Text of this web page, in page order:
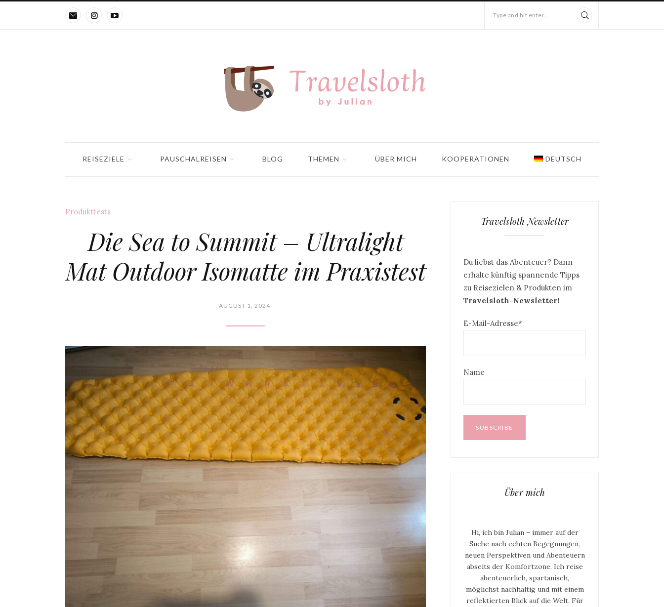
Type and hit enter...
REISEZIELE PAUSCHALREISEN BLOG THEMEN ÜBER MICH KOOPERATIONEN DEUTSCH
Produkttests
Die Sea to Summit – Ultralight
Mat Outdoor Isomatte im Praxistest
AUGUST 1, 2024
Travelsloth Newsletter
Du liebst das Abenteuer? Dann
erhalte künftig spannende Tipps
zu Reisezielen & Produkten im
Travelsloth-Newsletter!
E-Mail-Adresse*
Name
Über mich
Hi, ich bin Julian – immer auf der
Suche nach echten Begegnungen,
neuen Perspektiven und Abenteuern
abseits der Komfortzone. Ich reise
abenteuerlich, spartanisch,
möglichst nachhaltig und mit einem
reflektierten Blick auf die Welt. Für